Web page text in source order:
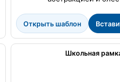
Открыть шаблон
Школьная